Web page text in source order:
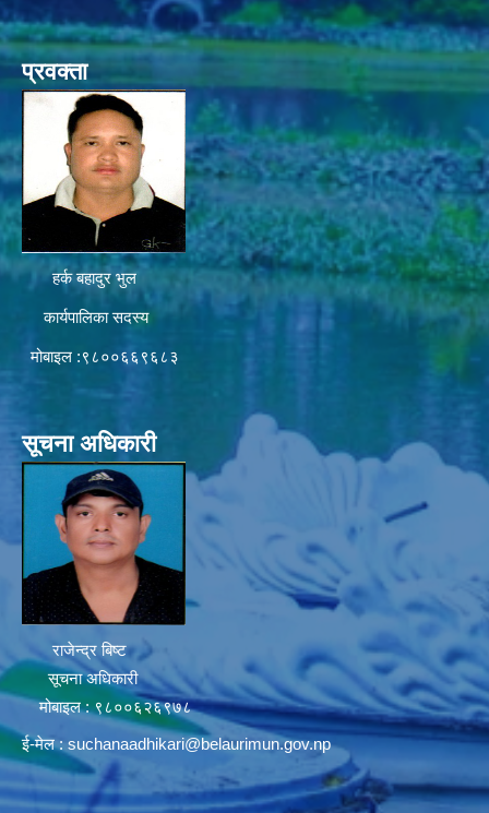
प्रवक्ता
हर्क बहादुर भुल
कार्यपालिका सदस्य
मोबाइल :९८००६६९६८३
सूचना अधिकारी
राजेन्द्र बिष्ट
सूचना अधिकारी
मोबाइल : ९८००६२६९७८
ई-मेल : suchanaadhikari@belaurimun.gov.np